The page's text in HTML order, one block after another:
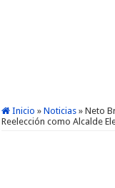
Inicio » Noticias » Neto
Reelección como Alcalde